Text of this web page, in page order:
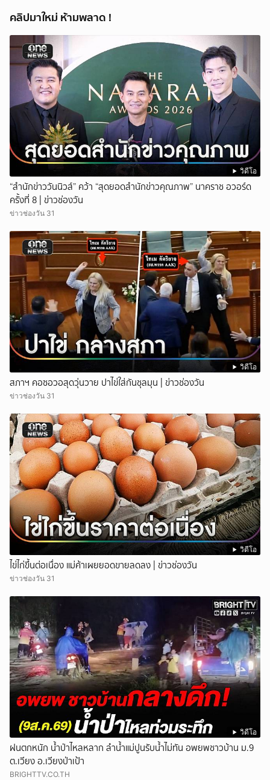
คลิปมาใหม่ ห้ามพลาด !
วิดีโอ
“สำนักข่าววันนิวส์” คว้า “สุดยอดสำนักข่าวคุณภาพ” นาคราช อวอร์ด
ครั้งที่ 8 | ข่าวช่องวัน
ข่าวช่องวัน 31
วิดีโอ
สภาฯ คอซอวอสุดวุ่นวาย ปาไข่ใส่กันชุลมุน | ข่าวช่องวัน
ข่าวช่องวัน 31
วิดีโอ
ไข่ไก่ขึ้นต่อเนื่อง แม่ค้าเผยยอดขายลดลง | ข่าวช่องวัน
ข่าวช่องวัน 31
วิดีโอ
ฝนตกหนัก น้ำป่าไหลหลาก ลำน้ำแม่ปูนรับน้ำไม่ทัน อพยพชาวบ้าน ม.9
ต.เวียง อ.เวียงป่าเป้า
BRIGHTTV.CO.TH